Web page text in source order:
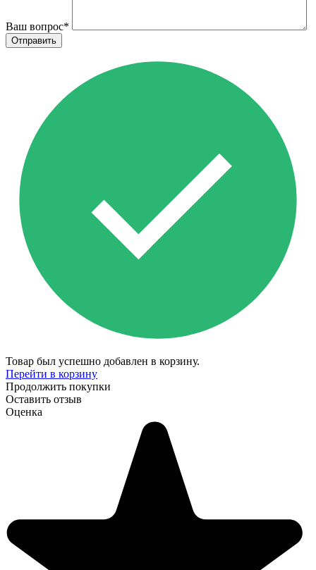
Ваш вопрос*
Товар был успешно добавлен в корзину.
Перейти в корзину
Продолжить покупки
Оставить отзыв
Оценка